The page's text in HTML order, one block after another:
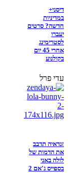
דיסני+
במדיניות
חדשה? סרטים
יעברו
לסטרימינג
אחרי 45 יום
בקולנוע
עדי פרל
זנדאיה תדבב
את הדמות של
לולה באני
בספייס ג'אם 2